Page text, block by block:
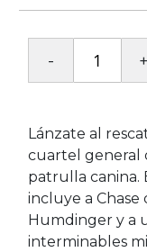
Lánzate al
cuartel general
patrulla canina.
incluye a Chase
Humdinger y a
interminables